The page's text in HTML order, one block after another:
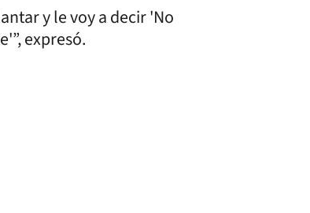
y le voy a decir 'No
expresó.